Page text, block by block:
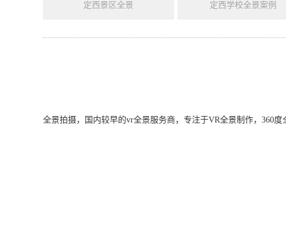
定西景区全景 定西学校全景案例
全景拍摄，国内较早的vr全景服务商，专注于VR全景制作，360度